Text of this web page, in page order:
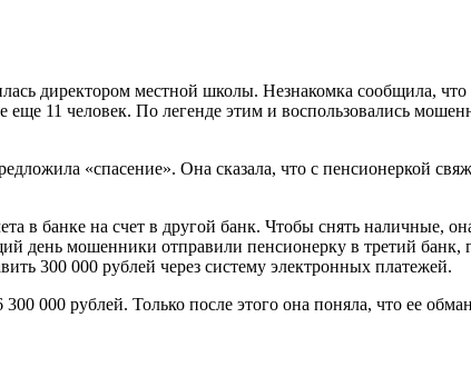
директором местной школы. Незнакомка сообщила,
11 человек. По легенде этим и воспользовались
«спасение». Она сказала, что с пенсионеркой
в банке на счет в другой банк. Чтобы снять наличные,
день мошенники отправили пенсионерку в третий банк,
300 000 рублей через систему электронных платежей.
000 рублей. Только после этого она поняла, что ее